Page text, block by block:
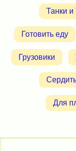
Танки и
Готовить еду
Грузовики
Для